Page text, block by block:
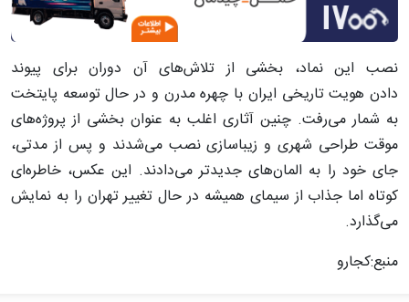
نصب این نماد، بخشی از تلاش‌های آن دوران برای پیوند
دادن هویت تاریخی ایران با چهره مدرن و در حال توسعه پایتخت
به شمار می‌رفت. چنین آثاری اغلب به عنوان بخشی از پروژه‌های
موقت طراحی شهری و زیباسازی نصب می‌شدند و پس از مدتی،
جای خود را به المان‌های جدیدتر می‌دادند. این عکس، خاطره‌ای
کوتاه اما جذاب از سیمای همیشه در حال تغییر تهران را به نمایش
می‌گذارد.
منبع:کجارو